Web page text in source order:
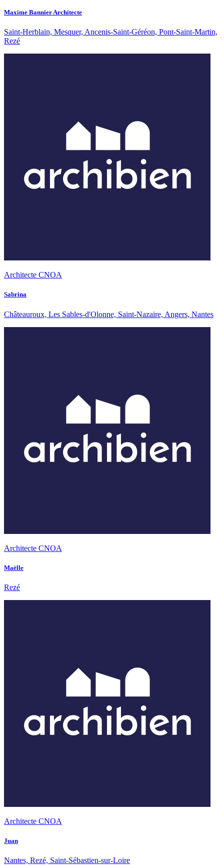
Maxime Bannier Architecte
Saint-Herblain, Mesquer, Ancenis-Saint-Géréon, Pont-Saint-Martin,
Rezé
Architecte CNOA
Sabrina
Châteauroux, Les Sables-d'Olonne, Saint-Nazaire, Angers, Nantes
Architecte CNOA
Maëlle
Rezé
Architecte CNOA
Juan
Nantes, Rezé, Saint-Sébastien-sur-Loire